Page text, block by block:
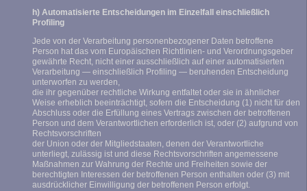
h) Automatisierte Entscheidungen im Einzelfall einschließlich
Profiling
Jede von der Verarbeitung personenbezogener Daten betroffene
Person hat das vom Europäischen Richtlinien- und Verordnungsgeber
gewährte Recht, nicht einer ausschließlich auf einer automatisierten
Verarbeitung — einschließlich Profiling — beruhenden Entscheidung
unterworfen zu werden,
die ihr gegenüber rechtliche Wirkung entfaltet oder sie in ähnlicher
Weise erheblich beeinträchtigt, sofern die Entscheidung (1) nicht für den
Abschluss oder die Erfüllung eines Vertrags zwischen der betroffenen
Person und dem Verantwortlichen erforderlich ist, oder (2) aufgrund von
Rechtsvorschriften
der Union oder der Mitgliedstaaten, denen der Verantwortliche
unterliegt, zulässig ist und diese Rechtsvorschriften angemessene
Maßnahmen zur Wahrung der Rechte und Freiheiten sowie der
berechtigten Interessen der betroffenen Person enthalten oder (3) mit
ausdrücklicher Einwilligung der betroffenen Person erfolgt.